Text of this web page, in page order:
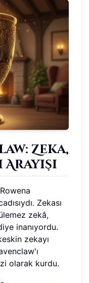
Zeka,
Zekası
zekâ,
inanıyordu.
zekayı
olarak kurdu.